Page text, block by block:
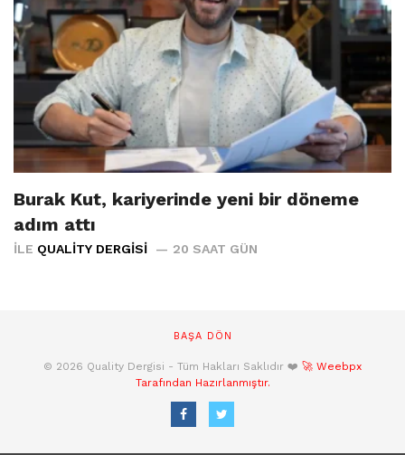
Burak Kut, kariyerinde yeni bir döneme
adım attı
İLE QUALITY DERGISI 20 SAAT GÜN
BAŞA DÖN
© 2026 Quality Dergisi - Tüm Hakları Saklıdır ❤️ 🚀 Weebpx
Tarafından Hazırlanmıştır.